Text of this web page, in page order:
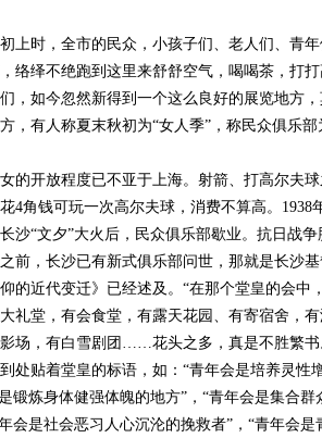
上时，全市的民众，小孩子们、老人们、青
络绎不绝跑到这里来舒舒空气，喝喝茶，打
，如今忽然新得到一个这么良好的展览地方
，有人称夏末秋初为“女人季”，称民众俱乐
的开放程度已不亚于上海。射箭、打高尔夫
4角钱可玩一次高尔夫球，消费不算高。
沙“文夕”大火后，民众俱乐部歇业。抗日战
前，长沙已有新式俱乐部问世，那就是长沙
仰的近代变迁》已经述及。“在那个堂皇的会
礼堂，有会食堂，有露天花园、有寄宿舍，
场，有白雪剧团……花头之多，真是不胜繁书
处贴着堂皇的标语，如：“青年会是培养灵性
锻炼身体健强体魄的地方”，“青年会是集合
会是社会恶习人心沉沦的挽救者”，“青年会